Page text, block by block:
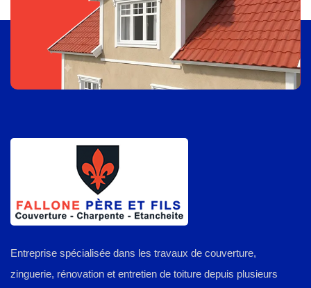
Entreprise spécialisée dans les travaux de couverture,
zinguerie, rénovation et entretien de toiture depuis plusieurs